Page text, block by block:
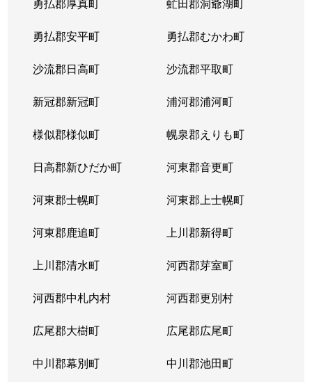
勇払郡安平町 勇払郡むかわ町
沙流郡日高町 沙流郡平取町
新冠郡新冠町 浦河郡浦河町
様似郡様似町 幌泉郡えりも町
日高郡新ひだか町 河東郡音更町
河東郡士幌町 河東郡上士幌町
河東郡鹿追町 上川郡新得町
上川郡清水町 河西郡芽室町
河西郡中札内村 河西郡更別村
広尾郡大樹町 広尾郡広尾町
中川郡幕別町 中川郡池田町